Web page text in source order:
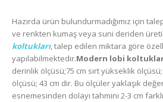
Hazırda ürün bulundurmadığımız için
ve renkten kumaş veya suni deriden
koltukları, talep edilen miktara göre
yapılabilmektedir.Modern lobi
derinlik ölçüsü;75 cm sırt yükseklik
ölçüsü; 43 cm dir. Bu ölçüler yaklaşık
esnemesinden dolayı tahmini 2-3 cm